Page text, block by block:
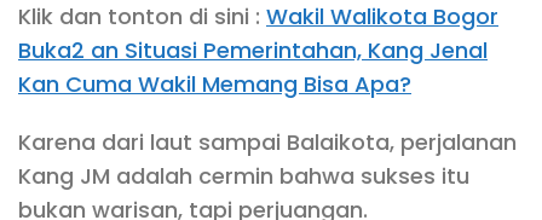
Klik dan tonton di sini : Wakil Walikota Bogor
Buka2 an Situasi Pemerintahan, Kang Jenal
Kan Cuma Wakil Memang Bisa Apa?
Karena dari laut sampai Balaikota, perjalanan
Kang JM adalah cermin bahwa sukses itu
bukan warisan, tapi perjuangan.